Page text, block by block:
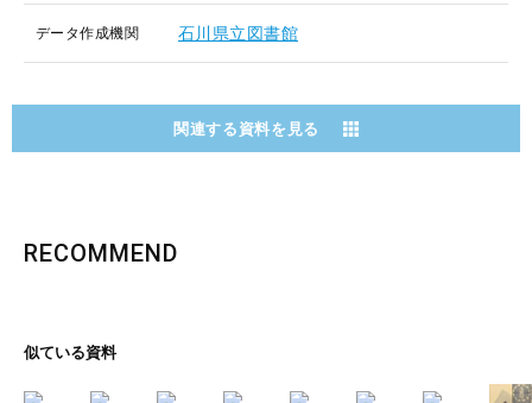
データ作成機関 石川県立図書館
関連する資料を見る
RECOMMEND
似ている資料